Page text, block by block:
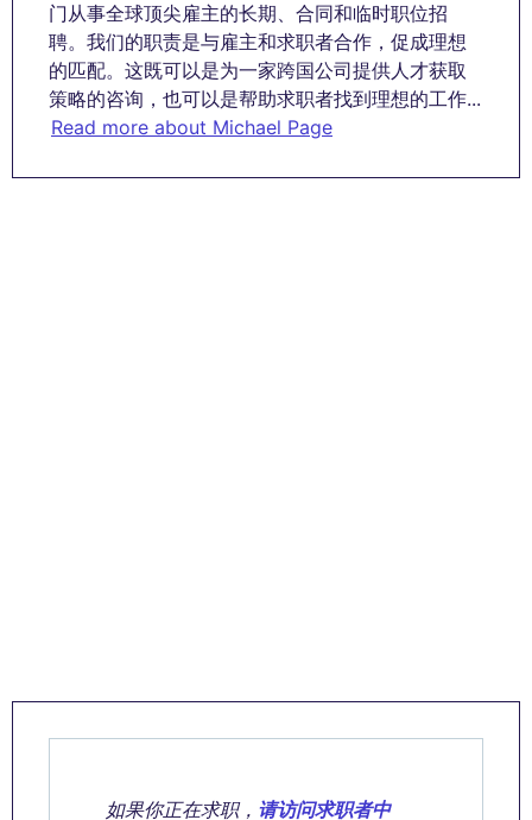
门从事全球顶尖雇主的长期、合同和临时职位招
聘。我们的职责是与雇主和求职者合作，促成理想
的匹配。这既可以是为一家跨国公司提供人才获取
策略的咨询，也可以是帮助求职者找到理想的工作...
Read more about Michael Page
如果你正在求职， 请访问求职者中